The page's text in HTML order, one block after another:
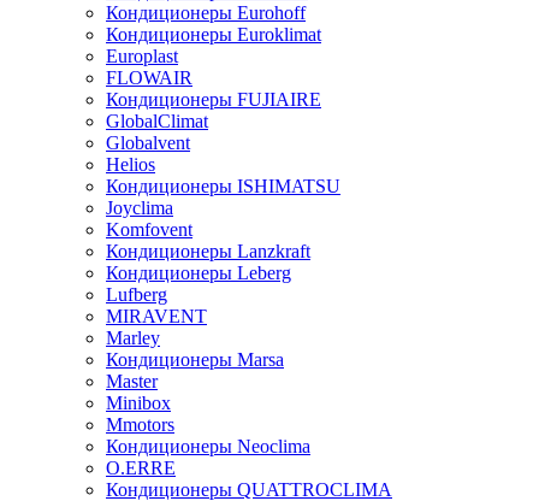
Кондиционеры Eurohoff
Кондиционеры Euroklimat
Europlast
FLOWAIR
Кондиционеры FUJIAIRE
GlobalClimat
Globalvent
Helios
Кондиционеры ISHIMATSU
Joyclima
Komfovent
Кондиционеры Lanzkraft
Кондиционеры Leberg
Lufberg
MIRAVENT
Marley
Кондиционеры Marsa
Master
Minibox
Mmotors
Кондиционеры Neoclima
O.ERRE
Кондиционеры QUATTROCLIMA